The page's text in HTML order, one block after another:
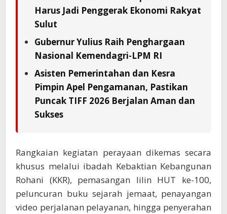
Harus Jadi Penggerak Ekonomi Rakyat
Sulut
Gubernur Yulius Raih Penghargaan
Nasional Kemendagri-LPM RI
Asisten Pemerintahan dan Kesra
Pimpin Apel Pengamanan, Pastikan
Puncak TIFF 2026 Berjalan Aman dan
Sukses
Rangkaian kegiatan perayaan dikemas secara
khusus melalui ibadah Kebaktian Kebangunan
Rohani (KKR), pemasangan lilin HUT ke-100,
peluncuran buku sejarah jemaat, penayangan
video perjalanan pelayanan, hingga penyerahan